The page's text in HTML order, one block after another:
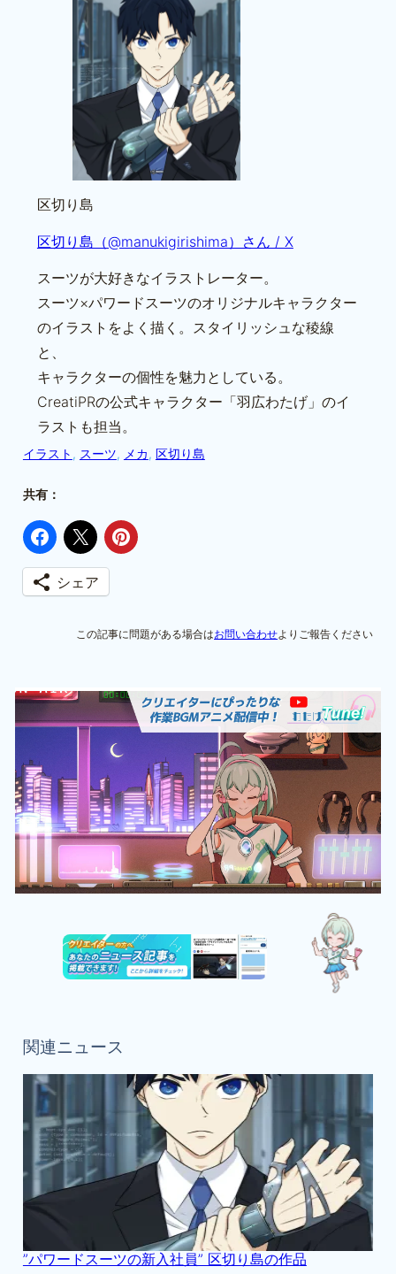
区切り島
区切り島（@manukigirishima）さん / X
スーツが大好きなイラストレーター。
スーツ×パワードスーツのオリジナルキャラクター
のイラストをよく描く。スタイリッシュな稜線
と、
キャラクターの個性を魅力としている。
CreatiPRの公式キャラクター「羽広わたげ」のイ
ラストも担当。
イラスト , スーツ, メカ, 区切り島
共有：
シェア
この記事に問題がある場合はお問い合わせよりご報告ください
関連ニュース
”パワードスーツの新入社員” 区切り島の作品